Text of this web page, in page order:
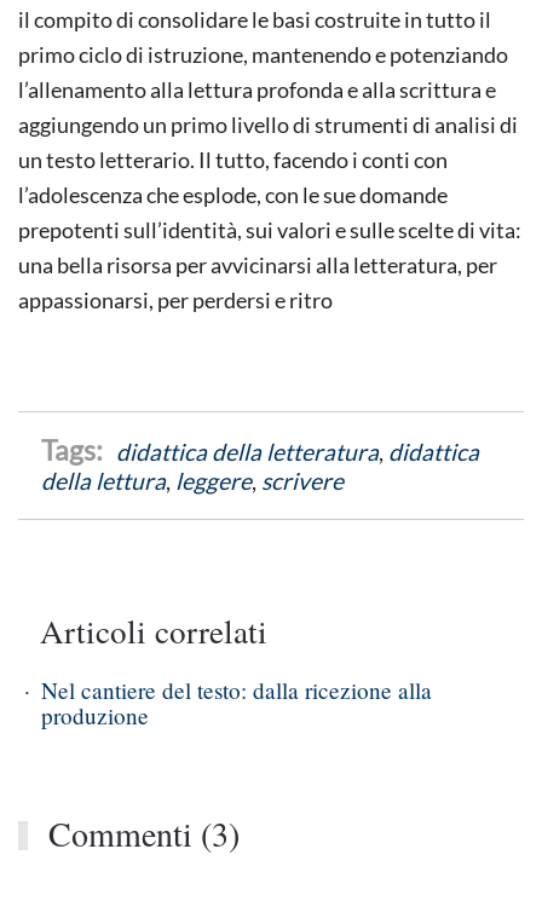
il compito di consolidare le basi costruite in tutto il
primo ciclo di istruzione, mantenendo e potenziando
l’allenamento alla lettura profonda e alla scrittura e
aggiungendo un primo livello di strumenti di analisi di
un testo letterario. Il tutto, facendo i conti con
l’adolescenza che esplode, con le sue domande
prepotenti sull’identità, sui valori e sulle scelte di vita:
una bella risorsa per avvicinarsi alla letteratura, per
appassionarsi, per perdersi e ritro
didattica della letteratura, didattica
della lettura, leggere, scrivere
Articoli correlati
Nel cantiere del testo: dalla ricezione alla
produzione
Commenti (3)